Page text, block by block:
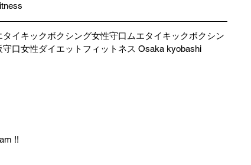
イキックボクシング女性守口ムエタイキックボクシン
口女性ダイエットフィットネス Osaka kyobashi
!!